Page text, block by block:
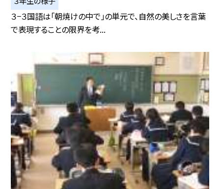
３−３国語は「朝焼けの中で」の単元で、自然の美しさを言葉
で表現することの限界を考...